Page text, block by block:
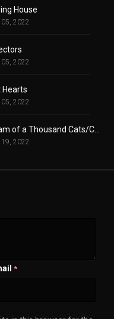
House
2022
2022
Hearts
2022
2022
*